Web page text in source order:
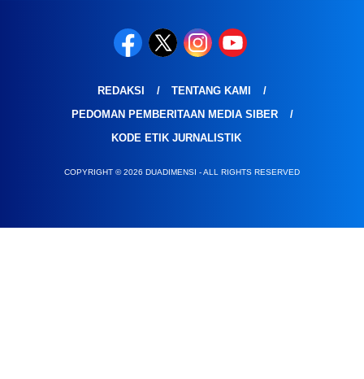
REDAKSI
TENTANG KAMI
PEDOMAN PEMBERITAAN MEDIA SIBER
KODE ETIK JURNALISTIK
COPYRIGHT © 2026 DUADIMENSI - ALL RIGHTS RESERVED